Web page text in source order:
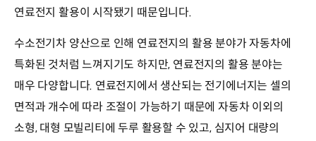
연료전지 활용이 시작됐기 때문입니다.
수소전기차 양산으로 인해 연료전지의 활용 분야가 자동차에
특화된 것처럼 느껴지기도 하지만, 연료전지의 활용 분야는
매우 다양합니다. 연료전지에서 생산되는 전기에너지는 셀의
면적과 개수에 따라 조절이 가능하기 때문에 자동차 이외의
소형, 대형 모빌리티에 두루 활용할 수 있고, 심지어 대량의